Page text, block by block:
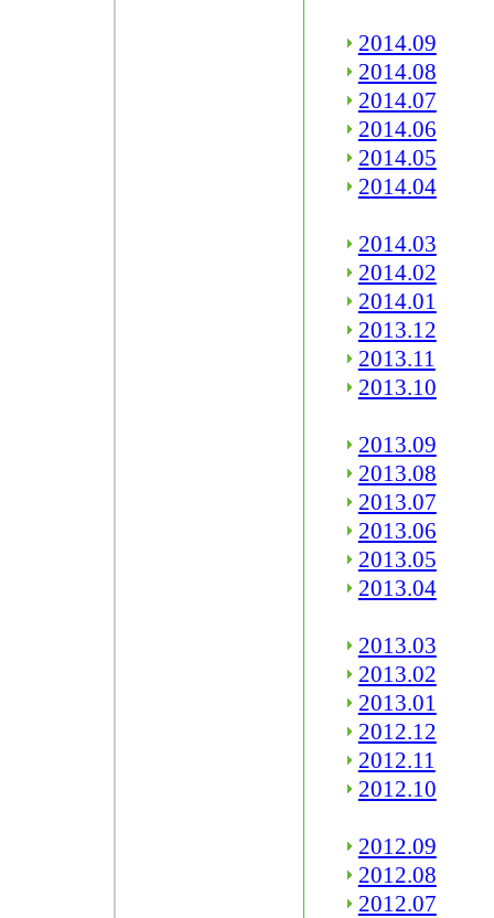
2014.09
2014.08
2014.07
2014.06
2014.05
2014.04
2014.03
2014.02
2014.01
2013.12
2013.11
2013.10
2013.09
2013.08
2013.07
2013.06
2013.05
2013.04
2013.03
2013.02
2013.01
2012.12
2012.11
2012.10
2012.09
2012.08
2012.07